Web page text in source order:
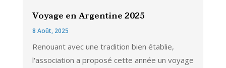
Voyage en Argentine 2025
8 Août, 2025
Renouant avec une tradition bien établie,
l'association a proposé cette année un voyage